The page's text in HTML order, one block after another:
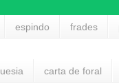
espindo frades
carta de foral